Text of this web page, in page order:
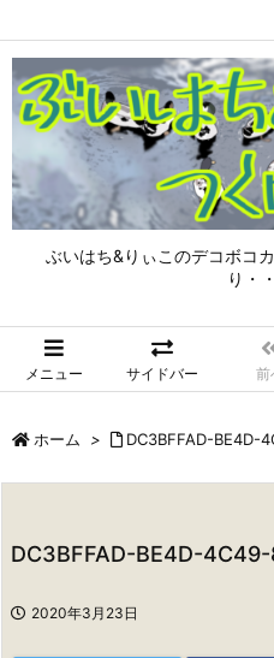
ぶいはち&りぃこのデコボコ
り・
メニュー サイドバー 前
ホーム > DC3BFFAD-BE4D-
DC3BFFAD-BE4D-
2020年3月23日